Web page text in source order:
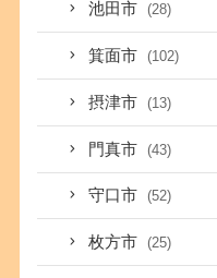
池田市 (28)
箕面市 (102)
摂津市 (13)
門真市 (43)
守口市 (52)
枚方市 (25)